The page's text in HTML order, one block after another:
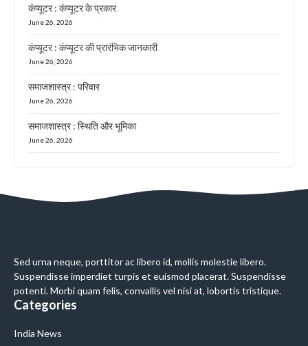
कंप्यूटर : कंप्यूटर के प्रकार
June 26, 2026
कंप्यूटर : कंप्यूटर की प्रारंभिक जानकारी
June 26, 2026
समाजशास्त्र : परिवार
June 26, 2026
समाजशास्त्र : स्थिति और भूमिका
June 26, 2026
Sed urna neque, porttitor ac libero id, mollis molestie libero.
Suspendisse imperdiet turpis et euismod placerat. Suspendisse
potenti. Morbi quam felis, convallis vel nisi at, lobortis tristique.
Categories
India News